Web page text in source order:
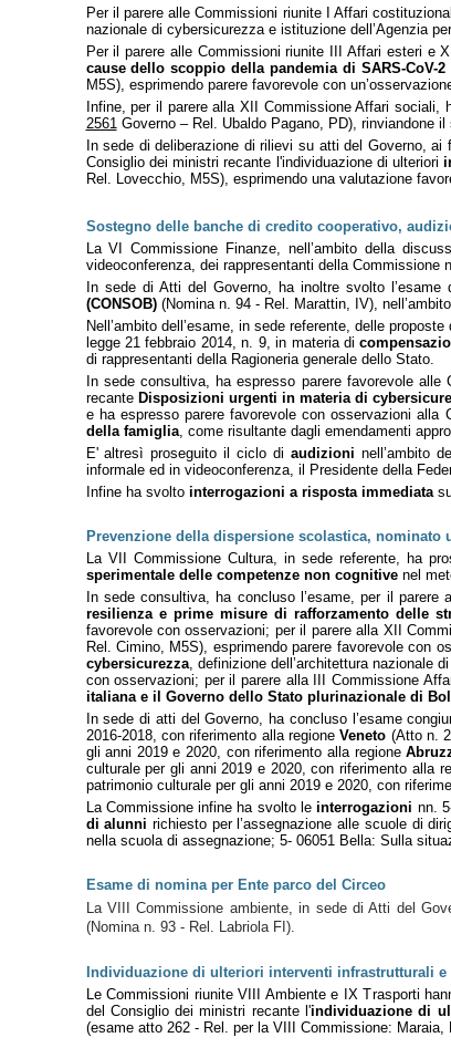
Per il parere alle Commissioni riunite I Affari
nazionale di cybersicurezza e istituzione dell’Agenzia
Per il parere alle Commissioni riunite III Affari esteri e
cause dello scoppio della pandemia di SARS-CoV-2
M5S), esprimendo parere favorevole con
Infine, per il parere alla XII Commissione Affari
2561Governo – Rel. Ubaldo Pagano, PD), rinviandone il
In sede di deliberazione di rilievi su atti del Governo,
Consiglio dei ministri recante l'individuazione di ulteriori
Rel. Lovecchio, M5S), esprimendo una valutazione
Sostegno delle banche di credito cooperativo,
La VI Commissione Finanze, nell’ambito della
videoconferenza, dei rappresentanti della Commissione
In sede di Atti del Governo, ha inoltre svolto l’esame
(CONSOB)(Nomina n. 94 - Rel. Marattin, IV),
Nell’ambito dell’esame, in sede referente, delle proposte
legge 21 febbraio 2014, n. 9, in materia di
di rappresentanti della Ragioneria generale dello Stato.
In sede consultiva, ha espresso parere favorevole
recante Disposizioni urgenti in materia di
e ha espresso parere favorevole con osservazioni
della famiglia, come risultante dagli emendamenti
E'altresì proseguito il ciclo diaudizioni nell’ambito
informale ed in videoconferenza, il Presidente della
Infine ha svolto interrogazioni a risposta immediata
Prevenzione della dispersione scolastica, nominato
La VII Commissione Cultura, in sede referente, ha
sperimentale delle competenze non cognitive nel
In sede consultiva, ha concluso l’esame, per il
resilienza e prime misure di rafforzamento delle
favorevole con osservazioni; per il parere alla XII
Rel. Cimino, M5S), esprimendo parere favorevole con
cybersicurezza, definizione dell’architettura nazionale
con osservazioni; per il parere alla III Commissione
italiana e il Governo dello Stato plurinazionale di
In sede di atti del Governo, ha concluso l’esame
2016-2018, con riferimento alla regioneVeneto (Atto n.
gli anni 2019 e 2020, con riferimento alla regione
culturale per gli anni 2019 e 2020, con riferimento alla
patrimonio culturale per gli anni 2019 e 2020, con
La Commissione infine ha svolto leinterrogazioni nn.
di alunni richiesto per l’assegnazione alle scuole di
nella scuola di assegnazione; 5- 06051 Bella: Sulla
Esame di nomina per Ente parco del Circeo
La VIII Commissione ambiente, in sede di Atti del
(Nomina n. 93 - Rel. Labriola FI).
Individuazione di ulteriori interventi infrastrutturali
Le Commissioni riunite VIII Ambiente e IX Trasporti
del Consiglio dei ministri recante l'individuazione di
(esame atto 262 - Rel. per la VIII Commissione: